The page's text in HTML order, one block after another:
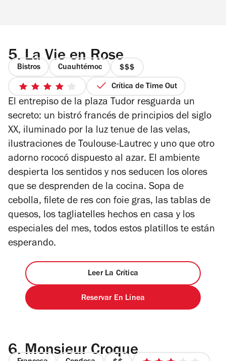
5. La Vie en Rose
Bistros Cuauhtémoc
precio
3
4
de
5
estrellas
Crítica de Time Out
El entrepiso de la plaza Tudor resguarda un
secreto: un bistró francés de principios del siglo
XX, iluminado por la luz tenue de las velas,
ilustraciones de Toulouse-Lautrec y uno que otro
adorno rococó dispuesto al azar. El ambiente
despierta los sentidos y nos seducen los olores
que se desprenden de la cocina. Sopa de
cebolla, filete de res con foie gras, las tablas de
quesos, los tagliatelles hechos en casa y los
especiales del mes, todos estos platillos te están
esperando.
Leer La Crítica
Reservar En Línea
6. Monsieur Croque